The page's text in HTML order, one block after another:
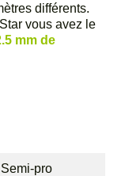
différents.
vous avez le
mm de
pro